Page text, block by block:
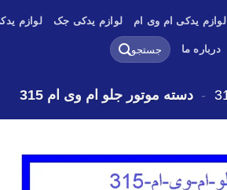
لوازم یدکی ام وی ام لوازم یدکی جک لوازم
درباره ما
جستجو
برای:
- دسته موتور جلو ام وی ام 315